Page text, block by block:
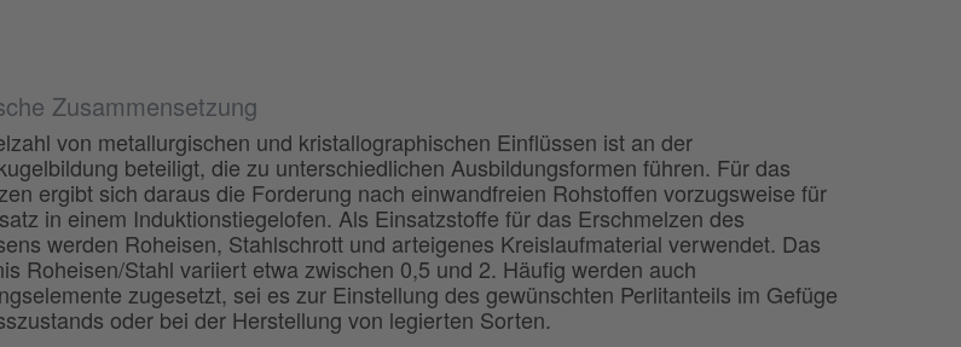
Zusammensetzung
von metallurgischen und kristallographischen Einflüssen ist an der
beteiligt, die zu unterschiedlichen Ausbildungsformen führen. Für das
ergibt sich daraus die Forderung nach einwandfreien Rohstoffen vorzugsweise für
in einem Induktionstiegelofen. Als Einsatzstoffe für das Erschmelzen des
werden Roheisen, Stahlschrott und arteigenes Kreislaufmaterial verwendet. Das
Roheisen/Stahl variiert etwa zwischen 0,5 und 2. Häufig werden auch
zugesetzt, sei es zur Einstellung des gewünschten Perlitanteils im Gefüge
oder bei der Herstellung von legierten Sorten.